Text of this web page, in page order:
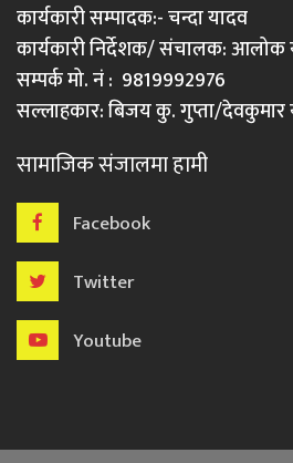
कार्यकारी सम्पादक:- चन्दा यादव
कार्यकारी निर्देशक/ संचालक: आलोक
सम्पर्क मो. नं : 9819992976
सल्लाहकार: बिजय कु. गुप्ता/देवकुमार
सामाजिक संजालमा हामी
Facebook
Twitter
Youtube